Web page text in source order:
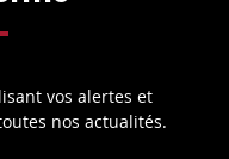
vos alertes et
nos actualités.